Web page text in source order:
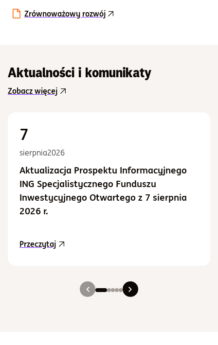
Zrównoważowy rozwój
Aktualności i komunikaty
Zobacz więcej
7
sierpnia2026
Aktualizacja Prospektu Informacyjnego
ING Specjalistycznego Funduszu
Inwestycyjnego Otwartego z 7 sierpnia
2026 r.
Przeczytajaktualność Aktualizacja Prospektu
Slajd 1
Slajd 2
Slajd 3
Slajd 4
Slajd 5